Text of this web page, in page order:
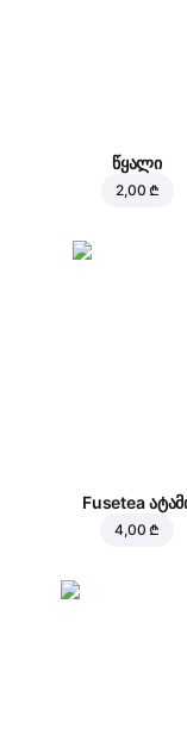
წყალი
2,00 ₾
Fusetea
4,00 ₾